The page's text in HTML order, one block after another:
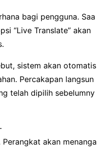
bagi pengguna. Saa
“Live Translate” akan
sistem akan otomatis
Percakapan langsun
telah dipilih sebelumny
akan menanga